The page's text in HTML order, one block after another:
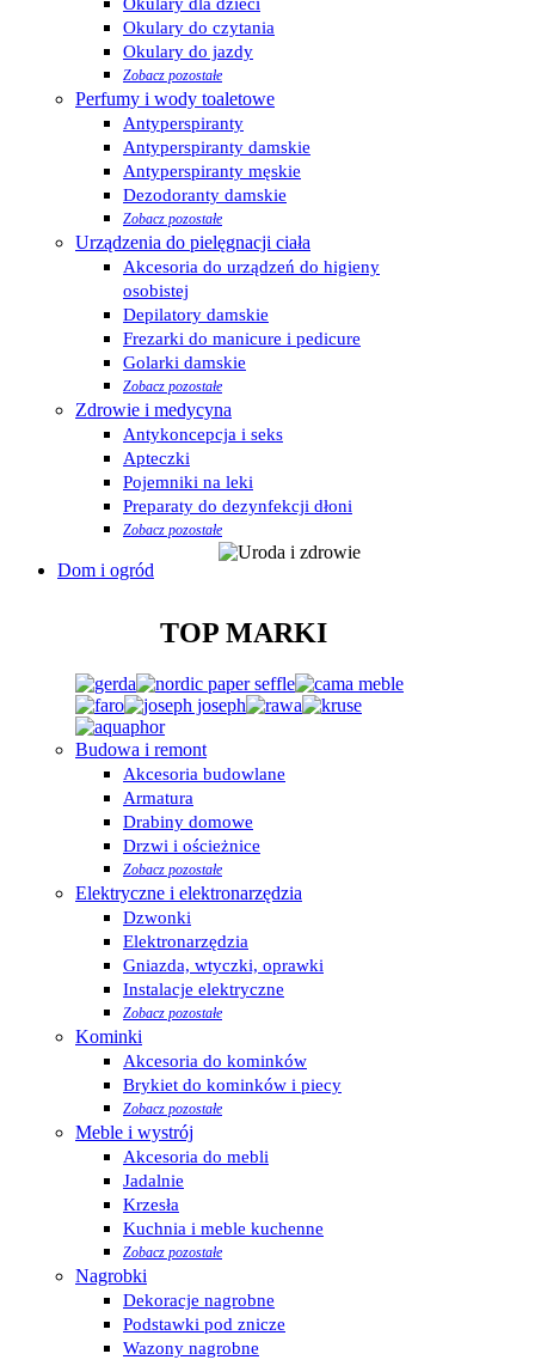
Okulary dla dzieci
Okulary do czytania
Okulary do jazdy
Zobacz pozostałe
Perfumy i wody toaletowe
Antyperspiranty
Antyperspiranty damskie
Antyperspiranty męskie
Dezodoranty damskie
Zobacz pozostałe
Urządzenia do pielęgnacji ciała
Akcesoria do urządzeń do higieny
osobistej
Depilatory damskie
Frezarki do manicure i pedicure
Golarki damskie
Zobacz pozostałe
Zdrowie i medycyna
Antykoncepcja i seks
Apteczki
Pojemniki na leki
Preparaty do dezynfekcji dłoni
Zobacz pozostałe
Dom i ogród
TOP MARKI
Budowa i remont
Akcesoria budowlane
Armatura
Drabiny domowe
Drzwi i ościeżnice
Zobacz pozostałe
Elektryczne i elektronarzędzia
Dzwonki
Elektronarzędzia
Gniazda, wtyczki, oprawki
Instalacje elektryczne
Zobacz pozostałe
Kominki
Akcesoria do kominków
Brykiet do kominków i piecy
Zobacz pozostałe
Meble i wystrój
Akcesoria do mebli
Jadalnie
Krzesła
Kuchnia i meble kuchenne
Zobacz pozostałe
Nagrobki
Dekoracje nagrobne
Podstawki pod znicze
Wazony nagrobne